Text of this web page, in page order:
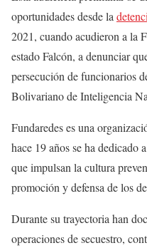
oportunidades desde la
2021, cuando acudieron a la
estado Falcón, a denunciar
persecución de funcionarios
Bolivariano de Inteligencia
Fundaredes es una
hace 19 años se ha dedicado
que impulsan la cultura
promoción y defensa de los
Durante su trayectoria han
operaciones de secuestro,